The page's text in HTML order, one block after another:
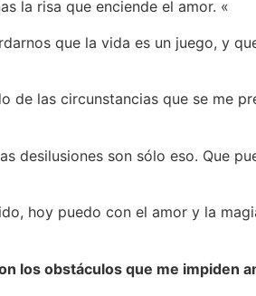
la risa que enciende el amor. «
que la vida es un juego, y
de las circunstancias que se me
desilusiones son sólo eso. Que
hoy puedo con el amor y la
los obstáculos que me impiden